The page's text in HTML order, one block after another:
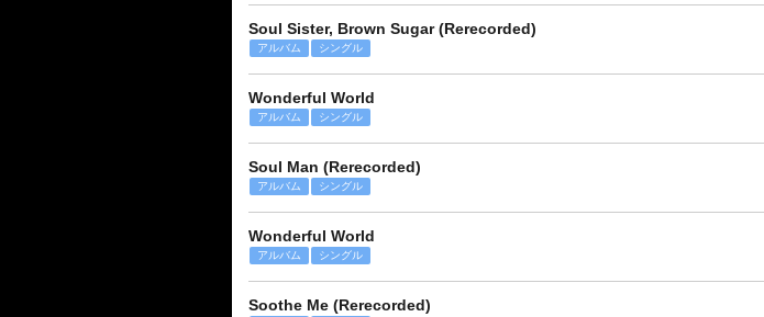
Soul Sister, Brown Sugar (Rerecorded)
アルバム シングル
Wonderful World
アルバム シングル
Soul Man (Rerecorded)
アルバム シングル
Wonderful World
アルバム シングル
Soothe Me (Rerecorded)